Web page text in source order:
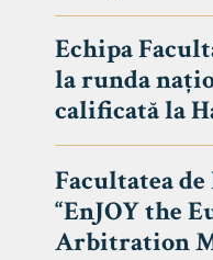
Echipa
la runda
calificată la
Facultatea
“EnJOY the
Arbitration